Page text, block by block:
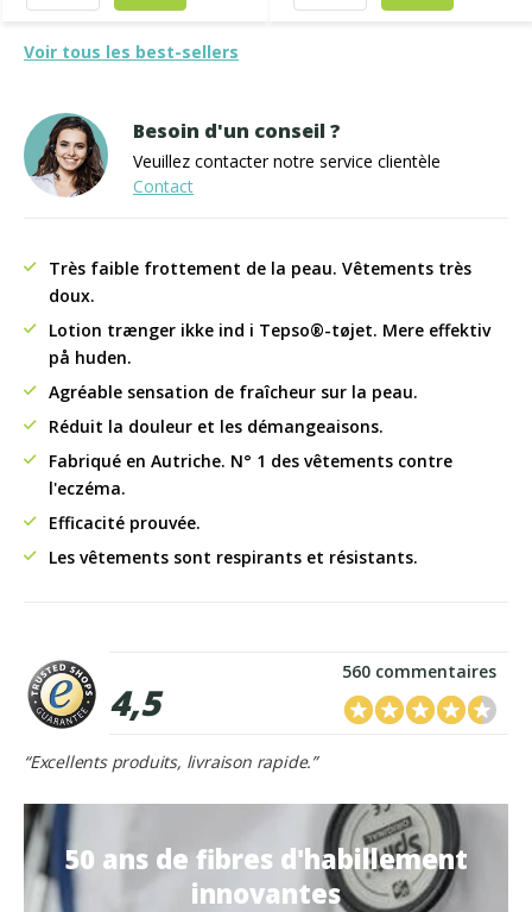
Voir tous les best-sellers
Besoin d'un conseil ?
Veuillez contacter notre service clientèle
Contact
Très faible frottement de la peau. Vêtements très
doux.
Lotion trænger ikke ind i Tepso®-tøjet. Mere effektiv
på huden.
Agréable sensation de fraîcheur sur la peau.
Réduit la douleur et les démangeaisons.
Fabriqué en Autriche. N° 1 des vêtements contre
l'eczéma.
Efficacité prouvée.
Les vêtements sont respirants et résistants.
4,5
560 commentaires
“Excellents produits, livraison rapide.”
50 ans de fibres d'habillement
innovantes